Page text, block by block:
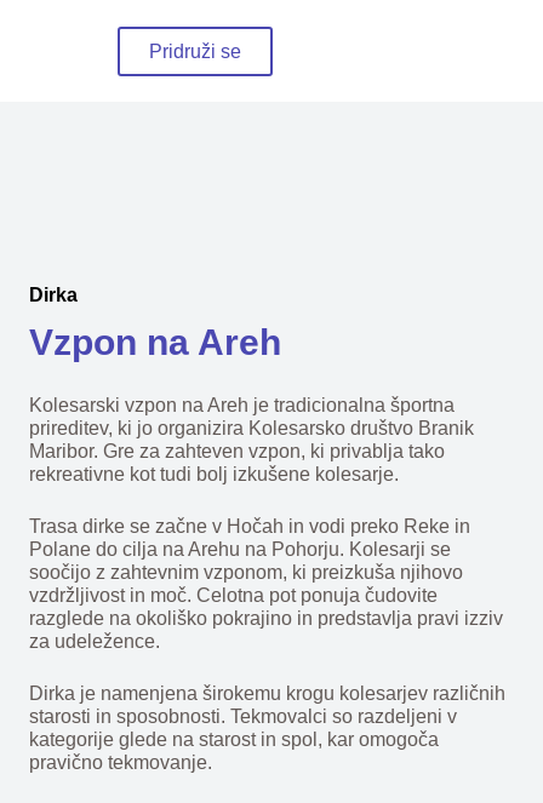
Pridruži se
Dirka
Vzpon na Areh
Kolesarski vzpon na Areh je tradicionalna športna
prireditev, ki jo organizira Kolesarsko društvo Branik
Maribor. Gre za zahteven vzpon, ki privablja tako
rekreativne kot tudi bolj izkušene kolesarje.
Trasa dirke se začne v Hočah in vodi preko Reke in
Polane do cilja na Arehu na Pohorju. Kolesarji se
soočijo z zahtevnim vzponom, ki preizkuša njihovo
vzdržljivost in moč. Celotna pot ponuja čudovite
razglede na okoliško pokrajino in predstavlja pravi izziv
za udeležence.
Dirka je namenjena širokemu krogu kolesarjev različnih
starosti in sposobnosti. Tekmovalci so razdeljeni v
kategorije glede na starost in spol, kar omogoča
pravično tekmovanje.